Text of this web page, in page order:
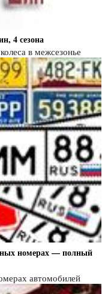
4 сезона
в межсезонье
номерах — полный
автомобилей